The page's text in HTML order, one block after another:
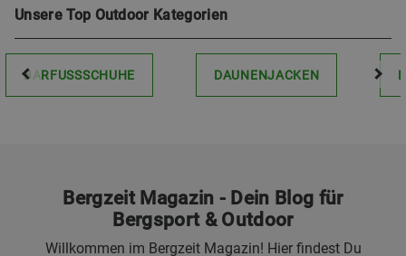
Unsere Top Outdoor Kategorien
BARFUSSSCHUHE DAUNENJACKEN
Bergzeit Magazin - Dein Blog für
Bergsport & Outdoor
Willkommen im Bergzeit Magazin! Hier findest Du